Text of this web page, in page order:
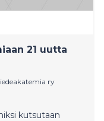
21 uutta
ry
kutsutaan